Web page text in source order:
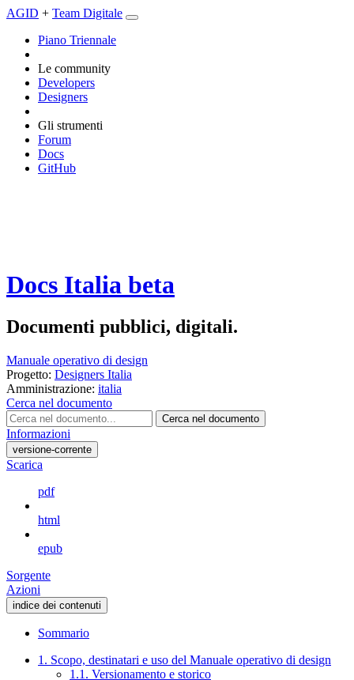
AGID + Team Digitale
Piano Triennale
Le community
Developers
Designers
Gli strumenti
Forum
Docs
GitHub
Docs Italia beta
Documenti pubblici, digitali.
Manuale operativo di design
Progetto: Designers Italia
Amministrazione: italia
Cerca nel documento
Cerca nel documento
Informazioni
versione-corrente
Scarica
pdf
html
epub
Sorgente
Azioni
indice dei contenuti
Sommario
1. Scopo, destinatari e uso del Manuale operativo di design
1.1. Versionamento e storico